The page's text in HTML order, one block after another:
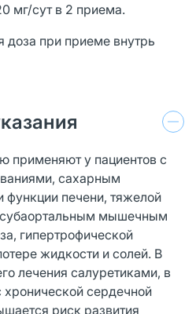
мг/сут в 2 приема.
доза при приеме внутрь
применяют у пациентов с
сахарным
печени, тяжелой
мышечным
гипертрофической
жидкости и солей. В
лечения салуретиками, в
хронической сердечной
риск развития